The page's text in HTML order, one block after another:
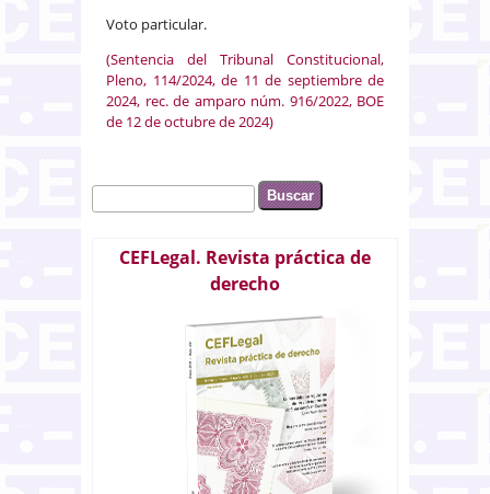
Voto particular.
(Sentencia del Tribunal Constitucional,
Pleno, 114/2024, de 11 de septiembre de
2024, rec. de amparo núm. 916/2022, BOE
de 12 de octubre de 2024)
Formulario de búsqueda
Buscar
CEFLegal. Revista práctica de
derecho